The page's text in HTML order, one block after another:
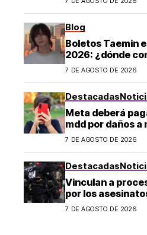
Blog
Boletos Taemin
2026: ¿dónde
7 DE AGOSTO DE 2026
Destacadas
Meta deberá
mdd por daños a
7 DE AGOSTO DE 2026
Destacadas
Vinculan a
por los
Valeria Márquez
7 DE AGOSTO DE 2026